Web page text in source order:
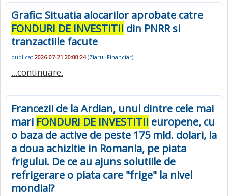
Grafic: Situatia alocarilor aprobate catre
FONDURI DE INVESTITII din PNRR si
tranzactiile facute
publicat 2026-07-21 20:00:24(Ziarul-Financiar)
...continuare.
Francezii de la Ardian, unul dintre cele mai
mari FONDURI DE INVESTITII europene, cu
o baza de active de peste 175 mld. dolari, la
a doua achizitie in Romania, pe piata
frigului. De ce au ajuns solutiile de
refrigerare o piata care "frige" la nivel
mondial?